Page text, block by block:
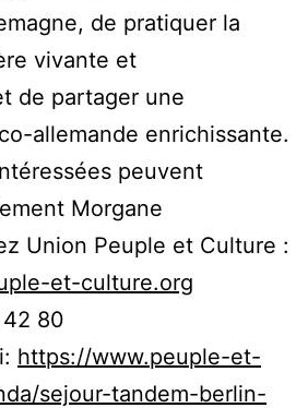
de pratiquer la
vivante et
de partager une
allemande enrichissante.
peuvent
Morgane
Union Peuple et Culture :
et-culture.org
80
https://www.peuple-et-
sejour-tandem-berlin-